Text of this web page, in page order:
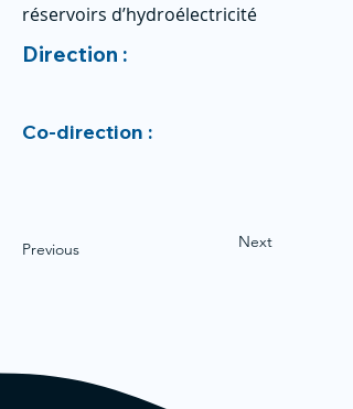
réservoirs d’hydroélectricité
Direction :
Co-direction :
Previous Next